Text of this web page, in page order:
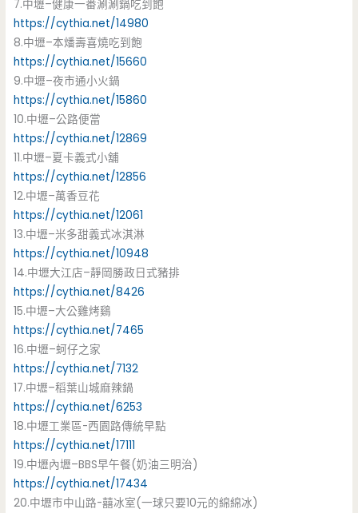
7.中壢–健康一番涮涮鍋吃到飽
https://cythia.net/14980
8.中壢–本燔壽喜燒吃到飽
https://cythia.net/15660
9.中壢–夜市通小火鍋
https://cythia.net/15860
10.中壢–公路便當
https://cythia.net/12869
11.中壢–夏卡義式小舖
https://cythia.net/12856
12.中壢–萬香豆花
https://cythia.net/12061
13.中壢–米多甜義式冰淇淋
https://cythia.net/10948
14.中壢大江店–靜岡勝政日式豬排
https://cythia.net/8426
15.中壢–大公雞烤鷄
https://cythia.net/7465
16.中壢–蚵仔之家
https://cythia.net/7132
17.中壢–稻葉山城麻辣鍋
https://cythia.net/6253
18.中壢工業區-西園路傳統早點
https://cythia.net/17111
19.中壢內壢–BBS早午餐(奶油三明治)
https://cythia.net/17434
20.中壢市中山路-囍冰室(一球只要10元的綿綿冰)